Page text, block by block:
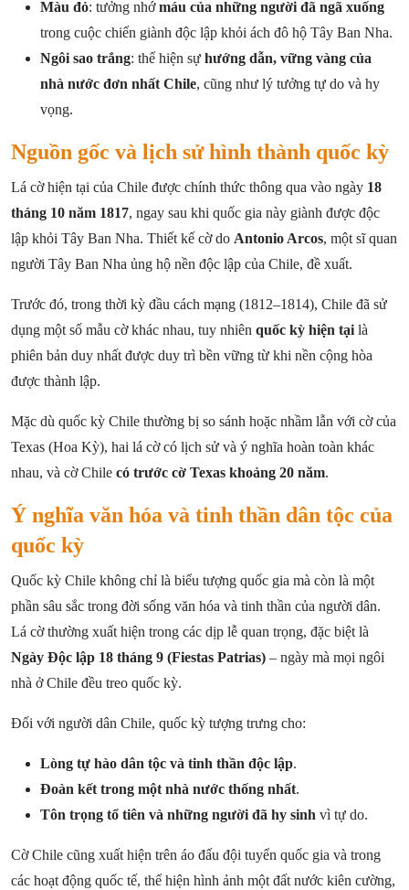
Màu đỏ: tưởng nhớmáu của những người đã ngã xuống
trong cuộc chiến giành độc lập khỏi ách đô hộ Tây Ban Nha.
Ngôi sao trắng: thể hiện sự hướng dẫn, vững vàng của
nhà nước đơn nhất Chile, cũng như lý tưởng tự do và hy
vọng.
Nguồn gốc và lịch sử hình thành quốc kỳ
Lá cờ hiện tại của Chile được chính thức thông qua vào ngày 18
tháng 10 năm 1817, ngay sau khi quốc gia này giành được độc
lập khỏi Tây Ban Nha. Thiết kế cờ do Antonio Arcos, một sĩ quan
người Tây Ban Nha ủng hộ nền độc lập của Chile, đề xuất.
Trước đó, trong thời kỳ đầu cách mạng (1812–1814), Chile đã sử
dụng một số mẫu cờ khác nhau, tuy nhiên quốc kỳ hiện tại là
phiên bản duy nhất được duy trì bền vững từ khi nền cộng hòa
được thành lập.
Mặc dù quốc kỳ Chile thường bị so sánh hoặc nhầm lẫn với cờ của
Texas (Hoa Kỳ), hai lá cờ có lịch sử và ý nghĩa hoàn toàn khác
nhau, và cờ Chile có trước cờ Texas khoảng 20 năm.
Ý nghĩa văn hóa và tinh thần dân tộc của
quốc kỳ
Quốc kỳ Chile không chỉ là biểu tượng quốc gia mà còn là một
phần sâu sắc trong đời sống văn hóa và tinh thần của người dân.
Lá cờ thường xuất hiện trong các dịp lễ quan trọng, đặc biệt là
Ngày Độc lập 18 tháng 9 (Fiestas Patrias) – ngày mà mọi ngôi
nhà ở Chile đều treo quốc kỳ.
Đối với người dân Chile, quốc kỳ tượng trưng cho:
Lòng tự hào dân tộc và tinh thần độc lập.
Đoàn kết trong một nhà nước thống nhất.
Tôn trọng tổ tiên và những người đã hy sinh vì tự do.
Cờ Chile cũng xuất hiện trên áo đấu đội tuyển quốc gia và trong
các hoạt động quốc tế, thể hiện hình ảnh một đất nước kiên cường,